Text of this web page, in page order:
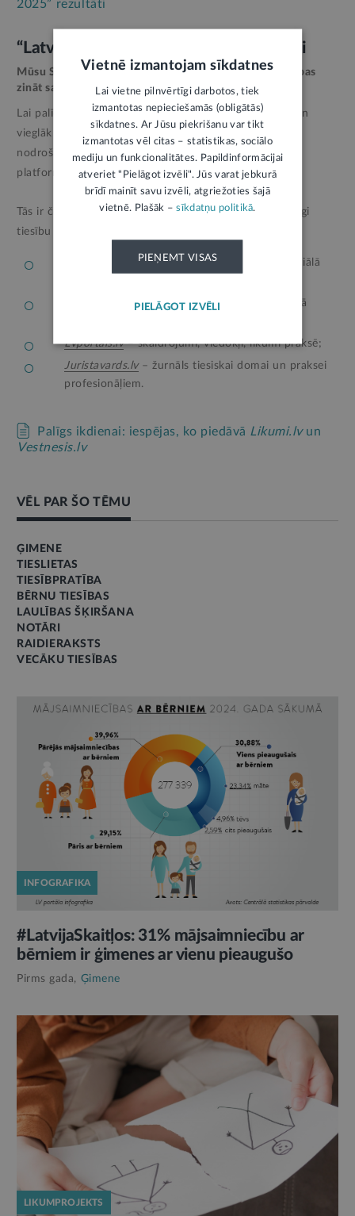
2025” rezultāti
“Latvijas Vēstnesis” – tavai tiesībpratībai
Mūsu Satversmes 90. pants nosaka: “Ikvienam ir tiesības
zināt savas tiesības”.
Lai palīdzētu katram īstenot šīs pamattiesības praksē un
vieglāk orientēties tiesību pasaulē, “Latvijas Vēstnesis”
nodrošina valsts, pilsoniskās un tiesiskās informācijas
platformu.
**
Tās ir četras savstarpēji saistītas vietnes – noderīgi palīgi
tiesību aktu izpratnei:
– tiesību aktu un paziņojumu oficiālā
– tiesību aktu datubāze sistematizētā
LVportals.lv– skaidrojumi, viedokļi, likumi praksē;
Juristavards.lv– žurnāls tiesiskai domai un praksei
profesionāļiem.
Palīgs ikdienai: iespējas, ko piedāvā Likumi.lvun
Vestnesis.lv
VĒL PAR ŠO TĒMU
ĢIMENE
TIESLIETAS
TIESĪBPRATĪBA
BĒRNU TIESĪBAS
LAULĪBAS ŠĶIRŠANA
NOTĀRI
RAIDIERAKSTS
VECĀKU TIESĪBAS
INFOGRAFIKA
#LatvijaSkaitļos: 31% mājsaimniecību ar
bērniem ir ģimenes ar vienu pieaugušo
Pirms gada, Ģimene
LIKUMPROJEKTS
Vietnē izmantojam sīkdatnes
Lai vietne pilnvērtīgi darbotos, tiek
izmantotas nepieciešamās (obligātās)
sīkdatnes. Ar Jūsu piekrišanu var tikt
izmantotas vēl citas – statistikas, sociālo
mediju un funkcionalitātes. Papildinformācijai
atveriet "Pielāgot izvēli". Jūs varat jebkurā
brīdī mainīt savu izvēli, atgriežoties šajā
vietnē. Plašāk –sīkdatņu politikā.
PIEŅEMT VISAS
PIELĀGOT IZVĒLI